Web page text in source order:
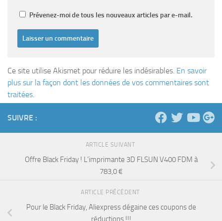
Prévenez-moi de tous les nouveaux articles par e-mail.
Ce site utilise Akismet pour réduire les indésirables. En savoir
plus sur la façon dont les données de vos commentaires sont
traitées.
SUIVRE :
ARTICLE SUIVANT
Offre Black Friday ! L’imprimante 3D FLSUN V400 FDM à
783,0 €
ARTICLE PRÉCÉDENT
Pour le Black Friday, Aliexpress dégaine ces coupons de
réductions !!!